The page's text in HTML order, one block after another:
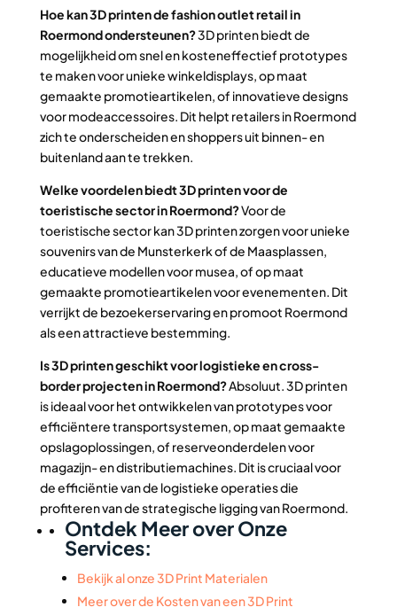
Hoe kan 3D printen de fashion outlet retail in
Roermond ondersteunen?3D printen biedt de
mogelijkheid om snel en kosteneffectief prototypes
te maken voor unieke winkeldisplays, op maat
gemaakte promotieartikelen, of innovatieve designs
voor modeaccessoires. Dit helpt retailers in Roermond
zich te onderscheiden en shoppers uit binnen- en
buitenland aan te trekken.
Welke voordelen biedt 3D printen voor de
toeristische sector in Roermond?Voor de
toeristische sector kan 3D printen zorgen voor unieke
souvenirs van de Munsterkerk of de Maasplassen,
educatieve modellen voor musea, of op maat
gemaakte promotieartikelen voor evenementen. Dit
verrijkt de bezoekerservaring en promoot Roermond
als een attractieve bestemming.
Is 3D printen geschikt voor logistieke en cross-
border projecten in Roermond?Absoluut. 3D printen
is ideaal voor het ontwikkelen van prototypes voor
efficiëntere transportsystemen, op maat gemaakte
opslagoplossingen, of reserveonderdelen voor
magazijn- en distributiemachines. Dit is cruciaal voor
de efficiëntie van de logistieke operaties die
profiteren van de strategische ligging van Roermond.
Ontdek Meer over Onze
Services:
Bekijk al onze 3D Print Materialen
Meer over de Kosten van een 3D Print